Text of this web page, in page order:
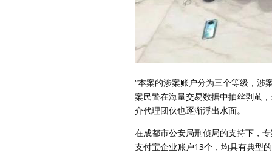
“本案的涉案账户分为三个等级，涉
案民警在海量交易数据中抽丝剥茧
介代理团伙也逐渐浮出水面。
在成都市公安局刑侦局的支持下，
支付宝企业账户13个，均具有典型